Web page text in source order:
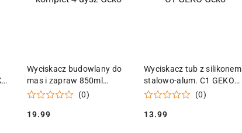
Wyciskacz budowlany do
mas i zapraw 850ml
komplet 4 dysz Geko
(0)
Cena:
19.99
DODAJ DO KOSZYKA
Wyciskacz tub z silikonem
stalowo-alum. C1 GEKO
Geko
(0)
Cena:
13.99
DODAJ DO KOSZYKA